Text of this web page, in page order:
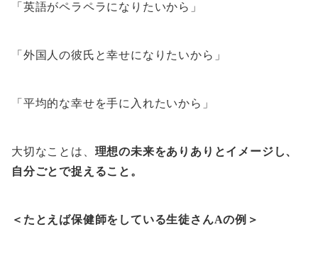
「英語がペラペラになりたいから」
「外国人の彼氏と幸せになりたいから」
「平均的な幸せを手に入れたいから」
大切なことは、 理想の未来をありありとイメージし、
自分ごとで捉えること。
＜たとえば保健師をしている生徒さんAの例＞